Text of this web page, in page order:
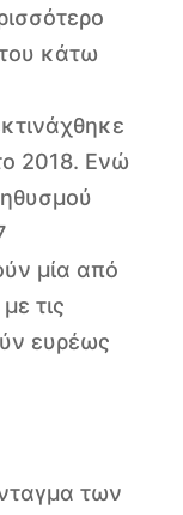
κάτω
2018. Ενώ
μία από
τις
ευρέως
των